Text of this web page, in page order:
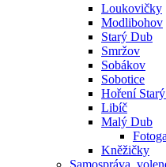
Loukovičky
Modlibohov
Starý Dub
Smržov
Sobákov
Sobotice
Hoření
Libíč
Malý Dub
Kněžičky
Samospráva,